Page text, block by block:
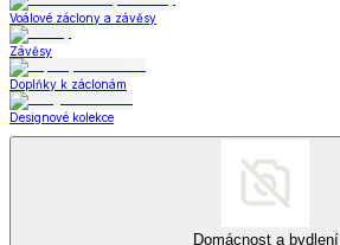
Voálové záclony a závěsy
Závěsy
Doplňky k záclonám
Designové kolekce
Domácnost a bydlení